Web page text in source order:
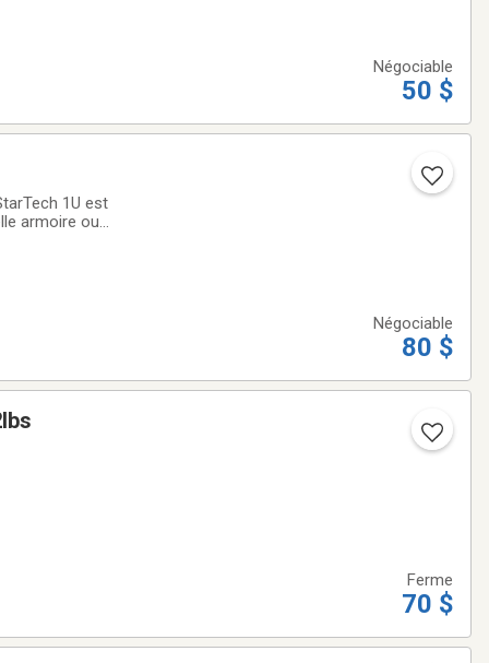
Négociable
50 $
1U est
armoire ou
Négociable
80 $
Ferme
70 $